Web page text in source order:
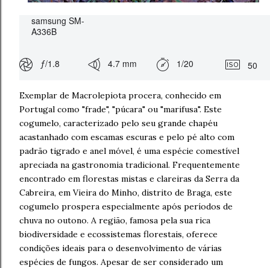
samsung SM-
A336B
ƒ/1.8 4.7 mm 1/20 50
Exemplar de Macrolepiota procera, conhecido em
Portugal como "frade", "púcara" ou "marifusa". Este
cogumelo, caracterizado pelo seu grande chapéu
acastanhado com escamas escuras e pelo pé alto com
padrão tigrado e anel móvel, é uma espécie comestível
apreciada na gastronomia tradicional. Frequentemente
encontrado em florestas mistas e clareiras da Serra da
Cabreira, em Vieira do Minho, distrito de Braga, este
cogumelo prospera especialmente após períodos de
chuva no outono. A região, famosa pela sua rica
biodiversidade e ecossistemas florestais, oferece
condições ideais para o desenvolvimento de várias
espécies de fungos. Apesar de ser considerado um